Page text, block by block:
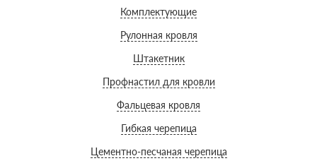
Комплектующие
Рулонная кровля
Штакетник
Профнастил для кровли
Фальцевая кровля
Гибкая черепица
Цементно-песчаная черепица